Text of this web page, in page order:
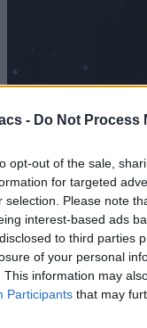
- Do Not Process
opt-out of the sale,
for targeted
selection. Please note
interest-based ads
to third parties
of your personal
This information may
Participants that may